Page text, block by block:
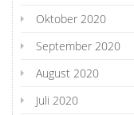
Oktober 2020
September 2020
August 2020
Juli 2020